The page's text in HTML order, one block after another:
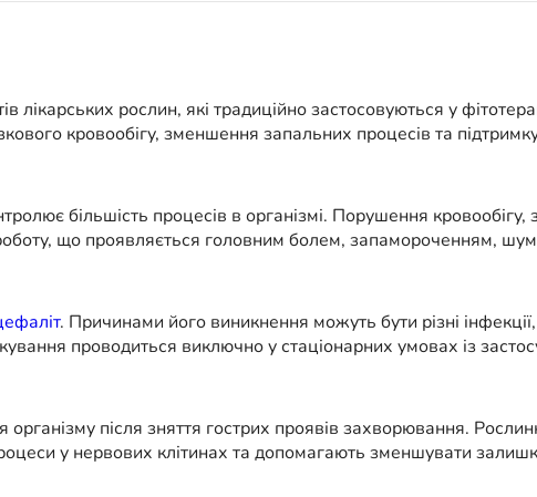
рослин, які традиційно застосовуються у
кровообігу, зменшення запальних процесів та
більшість процесів в організмі. Порушення кровообігу,
що проявляється головним болем, запамороченням,
. Причинами його виникнення можуть бути різні
проводиться виключно у стаціонарних умовах із
після зняття гострих проявів захворювання.
у нервових клітинах та допомагають зменшувати